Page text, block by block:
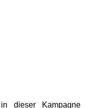
dieser Kampagne